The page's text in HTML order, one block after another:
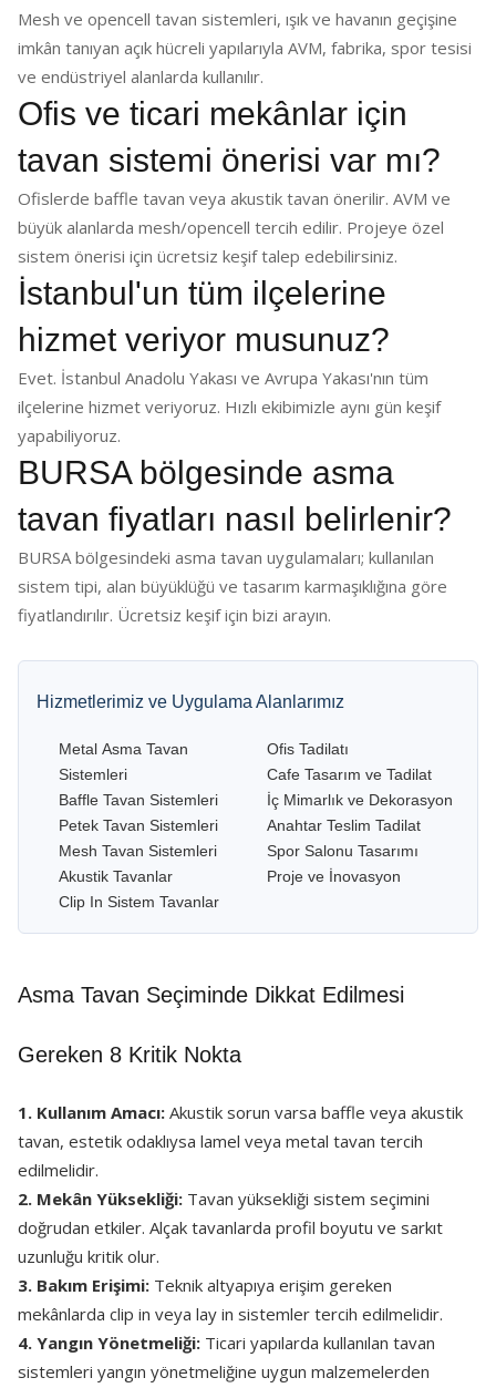
Mesh ve opencell tavan sistemleri, ışık ve havanın geçişine
imkân tanıyan açık hücreli yapılarıyla AVM, fabrika, spor tesisi
ve endüstriyel alanlarda kullanılır.
Ofis ve ticari mekânlar için
tavan sistemi önerisi var mı?
Ofislerde baffle tavan veya akustik tavan önerilir. AVM ve
büyük alanlarda mesh/opencell tercih edilir. Projeye özel
sistem önerisi için ücretsiz keşif talep edebilirsiniz.
İstanbul'un tüm ilçelerine
hizmet veriyor musunuz?
Evet. İstanbul Anadolu Yakası ve Avrupa Yakası'nın tüm
ilçelerine hizmet veriyoruz. Hızlı ekibimizle aynı gün keşif
yapabiliyoruz.
BURSA bölgesinde asma
tavan fiyatları nasıl belirlenir?
BURSA bölgesindeki asma tavan uygulamaları; kullanılan
sistem tipi, alan büyüklüğü ve tasarım karmaşıklığına göre
fiyatlandırılır. Ücretsiz keşif için bizi arayın.
Hizmetlerimiz ve Uygulama Alanlarımız
Metal Asma Tavan
Sistemleri
Baffle Tavan Sistemleri
Petek Tavan Sistemleri
Mesh Tavan Sistemleri
Akustik Tavanlar
Clip In Sistem Tavanlar
Ofis Tadilatı
Cafe Tasarım ve Tadilat
İç Mimarlık ve Dekorasyon
Anahtar Teslim Tadilat
Spor Salonu Tasarımı
Proje ve İnovasyon
Asma Tavan Seçiminde Dikkat Edilmesi
Gereken 8 Kritik Nokta
1. Kullanım Amacı: Akustik sorun varsa baffle veya akustik
tavan, estetik odaklıysa lamel veya metal tavan tercih
edilmelidir.
2. Mekân Yüksekliği: Tavan yüksekliği sistem seçimini
doğrudan etkiler. Alçak tavanlarda profil boyutu ve sarkıt
uzunluğu kritik olur.
3. Bakım Erişimi: Teknik altyapıya erişim gereken
mekânlarda clip in veya lay in sistemler tercih edilmelidir.
4. Yangın Yönetmeliği: Ticari yapılarda kullanılan tavan
sistemleri yangın yönetmeliğine uygun malzemelerden